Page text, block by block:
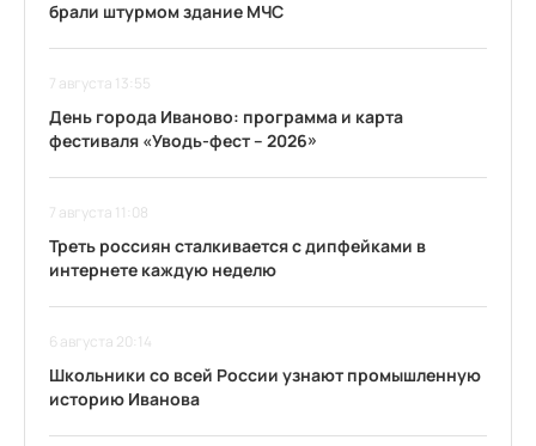
брали штурмом здание МЧС
7 августа 13:55
День города Иваново: программа и карта
фестиваля «Уводь-фест – 2026»
7 августа 11:08
Треть россиян сталкивается с дипфейками в
интернете каждую неделю
6 августа 20:14
Школьники со всей России узнают промышленную
историю Иванова